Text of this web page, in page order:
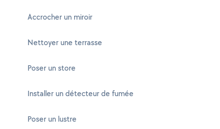
Accrocher un miroir
Nettoyer une terrasse
Poser un store
Installer un détecteur de fumée
Poser un lustre